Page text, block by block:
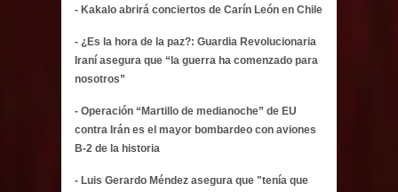
- Kakalo abrirá conciertos de Carín León en Chile
- ¿Es la hora de la paz?: Guardia Revolucionaria
Iraní asegura que “la guerra ha comenzado para
nosotros”
- Operación “Martillo de medianoche” de EU
contra Irán es el mayor bombardeo con aviones
B-2 de la historia
- Luis Gerardo Méndez asegura que "tenía que